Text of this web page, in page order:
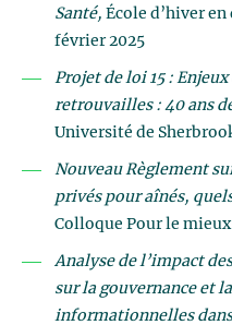
Santé, École d’hiver en
février 2025
Projet de loi 15 :
retrouvailles : 40 ans
Université de
Nouveau Règlement
privés pour aînés,
Colloque Pour le
Analyse de l’impact
sur la gouvernance et
informationnelles